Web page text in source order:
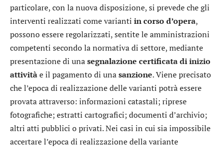
particolare, con la nuova disposizione, si prevede che gli
interventi realizzati come varianti in corso d’opera,
possono essere regolarizzati, sentite le amministrazioni
competenti secondo la normativa di settore, mediante
presentazione di unasegnalazione certificata di inizio
attivitàe il pagamento di unasanzione. Viene precisato
che l’epoca di realizzazione delle varianti potrà essere
provata attraverso: informazioni catastali; riprese
fotografiche; estratti cartografici; documenti d’archivio;
altri atti pubblici o privati. Nei casi in cui sia impossibile
accertare l’epoca di realizzazione della variante